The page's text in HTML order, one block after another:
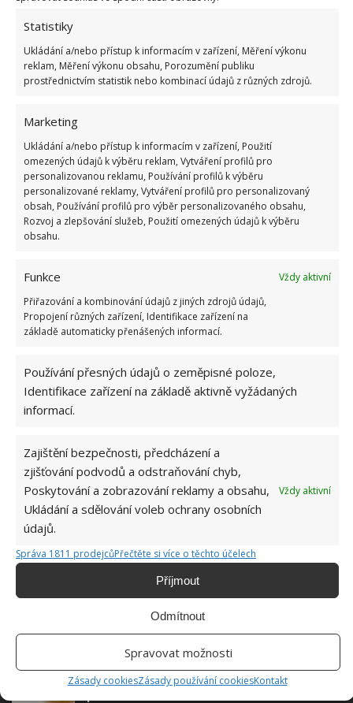
Statistiky
Ukládání a/nebo přístup k informacím v zařízení, Měření výkonu
reklam, Měření výkonu obsahu, Porozumění publiku
prostřednictvím statistik nebo kombinací údajů z různých zdrojů.
Marketing
Ukládání a/nebo přístup k informacím v zařízení, Použití
omezených údajů k výběru reklam, Vytváření profilů pro
personalizovanou reklamu, Používání profilů k výběru
personalizované reklamy, Vytváření profilů pro personalizovaný
obsah, Používání profilů pro výběr personalizovaného obsahu,
Rozvoj a zlepšování služeb, Použití omezených údajů k výběru
obsahu.
Funkce
Vždy aktivní
Přiřazování a kombinování údajů z jiných zdrojů údajů,
Propojení různých zařízení, Identifikace zařízení na
základě automaticky přenášených informací.
Používání přesných údajů o zeměpisné poloze,
Identifikace zařízení na základě aktivně vyžádaných
informací.
Zajištění bezpečnosti, předcházení a
zjišťování podvodů a odstraňování chyb,
Poskytování a zobrazování reklamy a obsahu,
Ukládání a sdělování voleb ochrany osobních
údajů.
Vždy aktivní
Správa 1811 prodejcůPřečtěte si více o těchto účelech
Příjmout
Odmítnout
Spravovat možnosti
Zásady cookiesZásady používání cookiesKontakt
FALEŠNÝ MED KVALITA MEDU MĚĎ TEST
Absolvent České zemědělské
univerzity, který je již od malička
SOUVISEJÍCÍ ČLÁNKY
Zvládnete poznat kvalitní med? Jednoduchý
test odhalí, zda jste nenaletěli a nekoupili
předraženou náhražku
Domácí test pomůže rozpoznat pravý med od
falešného. Je třeba sledovat hrudky i bílý